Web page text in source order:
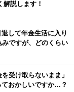
解説します！
して年金生活に入り
みですが、どのくらい
受け取らないまま」
ておかしいですか…？